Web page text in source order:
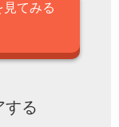
てみる
る